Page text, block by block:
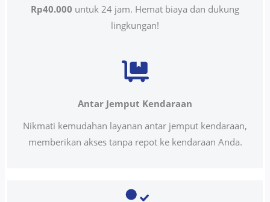
Rp40.000 untuk 24 jam. Hemat biaya dan dukung
lingkungan!
Antar Jemput Kendaraan
Nikmati kemudahan layanan antar jemput kendaraan,
memberikan akses tanpa repot ke kendaraan Anda.